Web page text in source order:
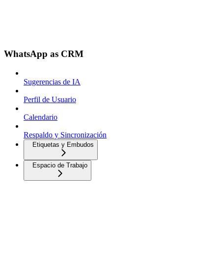
WhatsApp as CRM
Sugerencias de IA
Perfil de Usuario
Calendario
Respaldo y Sincronización
Etiquetas y Embudos
Espacio de Trabajo